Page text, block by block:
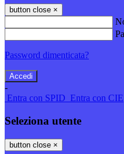
button close ×
Password dimenticata?
-
Entra con SPID Entra con CIE
Seleziona utente
button close ×